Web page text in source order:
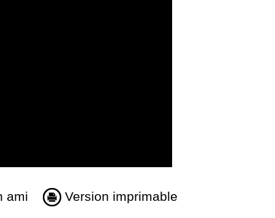
ami Version imprimable